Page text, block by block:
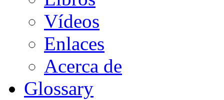
Vídeos
Enlaces
Acerca de
Glossary